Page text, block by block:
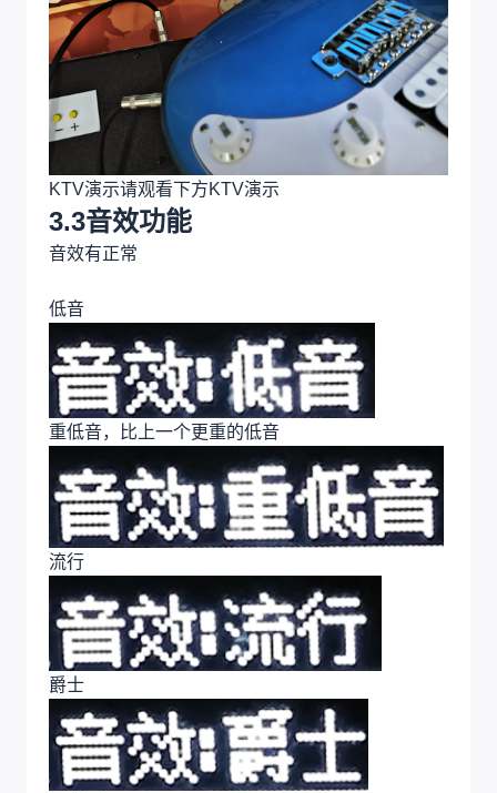
KTV演示请观看下方KTV演示
3.3音效功能
音效有正常
低音
重低音，比上一个更重的低音
流行
爵士